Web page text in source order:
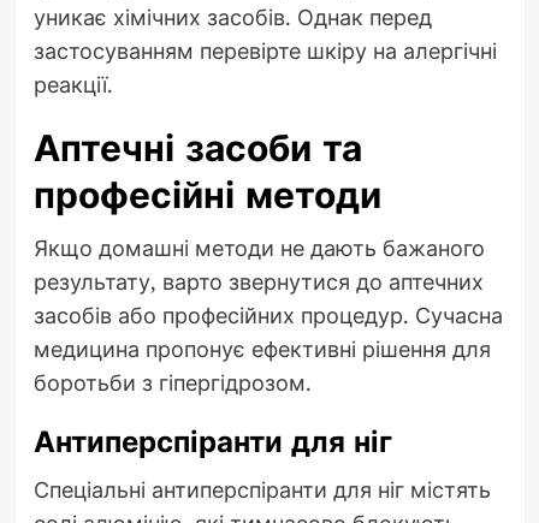
уникає хімічних засобів. Однак перед
застосуванням перевірте шкіру на алергічні
реакції.
Аптечні засоби та
професійні методи
Якщо домашні методи не дають бажаного
результату, варто звернутися до аптечних
засобів або професійних процедур. Сучасна
медицина пропонує ефективні рішення для
боротьби з гіпергідрозом.
Антиперспіранти для ніг
Спеціальні антиперспіранти для ніг містять